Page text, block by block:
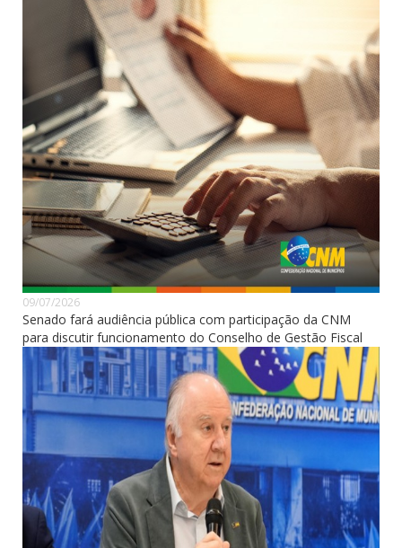
09/07/2026
Senado fará audiência pública com participação da CNM
para discutir funcionamento do Conselho de Gestão Fiscal